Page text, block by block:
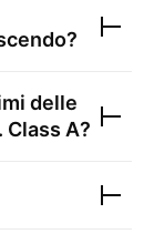
delle
Class A?